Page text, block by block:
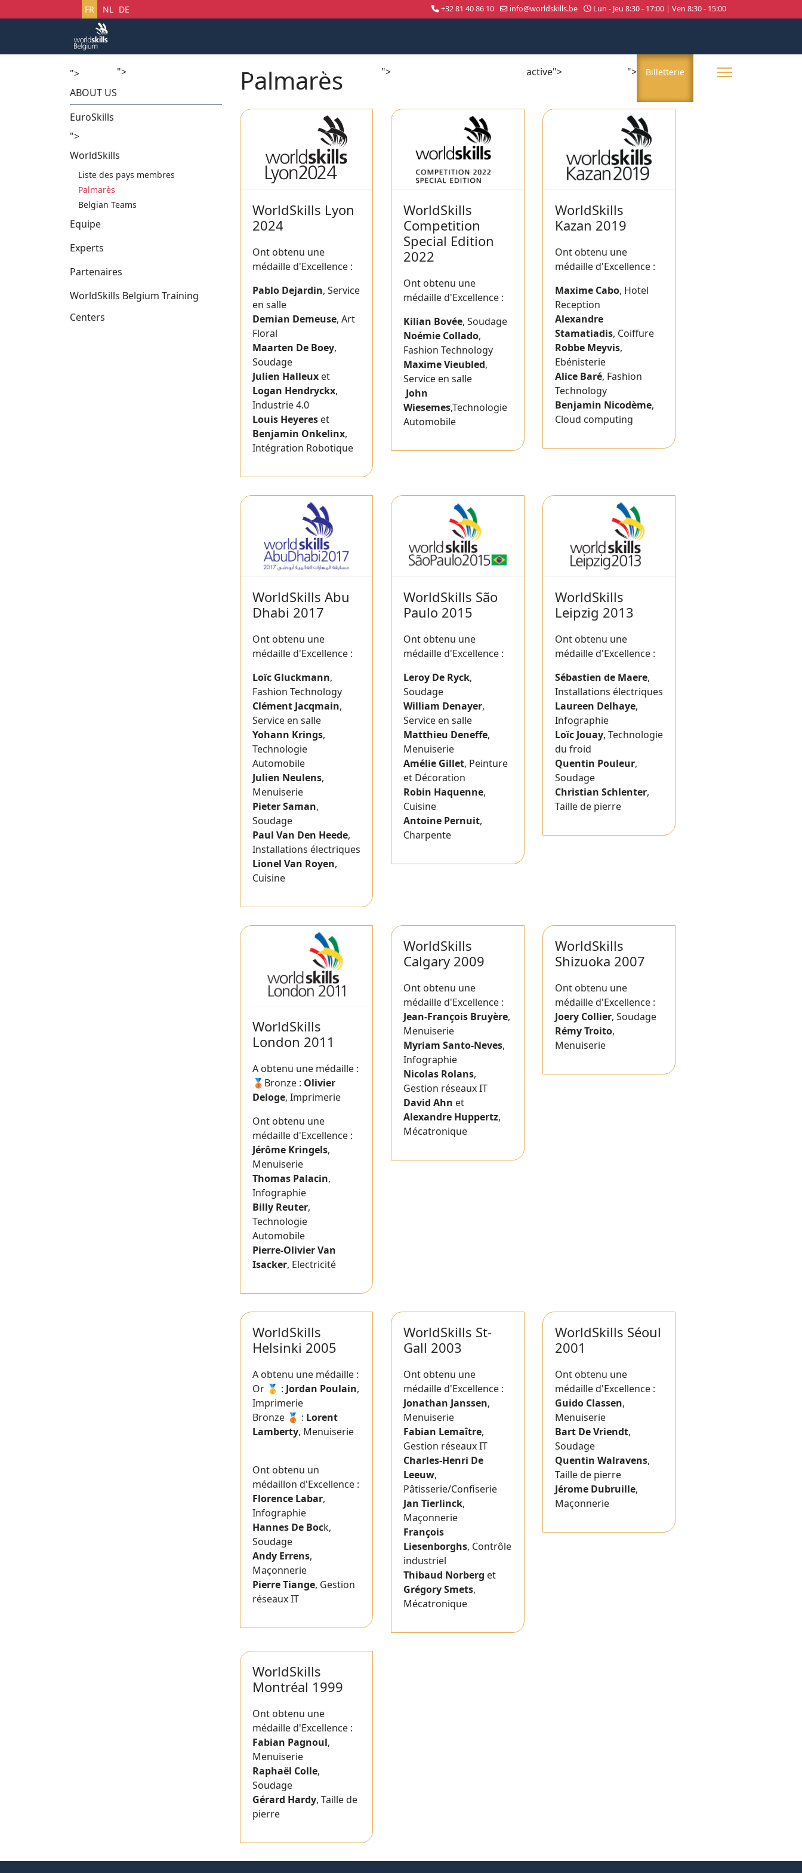
Sélectionnez votre langue
FR NL DE +32 81 40 86 10 info@worldskills.be Lun - Jeu 8:30 - 17:00 | Ven 8:30 - 15:00
"> Startech's Days Compétition nationale "> active"> "> Billetterie
">
ABOUT US
EuroSkills
">
WorldSkills
Liste des pays membres
Palmarès
Belgian Teams
Equipe
Experts
Partenaires
WorldSkills Belgium Training
Centers
Palmarès
WorldSkills Lyon
2024
Ont obtenu une
médaille d'Excellence :
Pablo Dejardin, Service
en salle
Demian Demeuse, Art
Floral
Maarten De Boey,
Soudage
Julien Halleux et
Logan Hendryckx,
Industrie 4.0
Louis Heyeres et
Benjamin Onkelinx,
Intégration Robotique
WorldSkills
Competition
Special Edition
2022
Ont obtenu une
médaille d'Excellence :
Kilian Bovée, Soudage
Noémie Collado,
Fashion Technology
Maxime Vieubled,
Service en salle
John
Wiesemes,Technologie
Automobile
WorldSkills
Kazan 2019
Ont obtenu une
médaille d'Excellence :
Maxime Cabo, Hotel
Reception
Alexandre
Stamatiadis, Coiffure
Robbe Meyvis,
Ebénisterie
Alice Baré, Fashion
Technology
Benjamin Nicodème,
Cloud computing
WorldSkills Abu
Dhabi 2017
Ont obtenu une
médaille d'Excellence :
Loïc Gluckmann,
Fashion Technology
Clément Jacqmain,
Service en salle
Yohann Krings,
Technologie
Automobile
Julien Neulens,
Menuiserie
Pieter Saman,
Soudage
Paul Van Den Heede,
Installations électriques
Lionel Van Royen,
Cuisine
WorldSkills São
Paulo 2015
Ont obtenu une
médaille d'Excellence :
Leroy De Ryck,
Soudage
William Denayer,
Service en salle
Matthieu Deneffe,
Menuiserie
Amélie Gillet, Peinture
et Décoration
Robin Haquenne,
Cuisine
Antoine Pernuit,
Charpente
WorldSkills
Leipzig 2013
Ont obtenu une
médaille d'Excellence :
Sébastien de Maere,
Installations électriques
Laureen Delhaye,
Infographie
Loïc Jouay, Technologie
du froid
Quentin Pouleur,
Soudage
Christian Schlenter,
Taille de pierre
WorldSkills
London 2011
A obtenu une médaille :
🥉Bronze : Olivier
Deloge, Imprimerie
Ont obtenu une
médaille d'Excellence :
Jérôme Kringels,
Menuiserie
Thomas Palacin,
Infographie
Billy Reuter,
Technologie
Automobile
Pierre-Olivier Van
Isacker, Electricité
WorldSkills
Calgary 2009
Ont obtenu une
médaille d'Excellence :
Jean-François Bruyère,
Menuiserie
Myriam Santo-Neves,
Infographie
Nicolas Rolans,
Gestion réseaux IT
David Ahn et
Alexandre Huppertz,
Mécatronique
WorldSkills
Shizuoka 2007
Ont obtenu une
médaille d'Excellence :
Joery Collier, Soudage
Rémy Troito,
Menuiserie
WorldSkills
Helsinki 2005
A obtenu une médaille :
Or 🥇 : Jordan Poulain,
Imprimerie
Bronze 🥉 : Lorent
Lamberty, Menuiserie
Ont obtenu un
médaillon d'Excellence :
Florence Labar,
Infographie
Hannes De Bock,
Soudage
Andy Errens,
Maçonnerie
Pierre Tiange, Gestion
réseaux IT
WorldSkills St-
Gall 2003
Ont obtenu une
médaille d'Excellence :
Jonathan Janssen,
Menuiserie
Fabian Lemaître,
Gestion réseaux IT
Charles-Henri De
Leeuw,
Pâtisserie/Confiserie
Jan Tierlinck,
Maçonnerie
François
Liesenborghs, Contrôle
industriel
Thibaud Norberg et
Grégory Smets,
Mécatronique
WorldSkills Séoul
2001
Ont obtenu une
médaille d'Excellence :
Guido Classen,
Menuiserie
Bart De Vriendt,
Soudage
Quentin Walravens,
Taille de pierre
Jérome Dubruille,
Maçonnerie
WorldSkills
Montréal 1999
Ont obtenu une
médaille d'Excellence :
Fabian Pagnoul,
Menuiserie
Raphaël Colle,
Soudage
Gérard Hardy, Taille de
pierre